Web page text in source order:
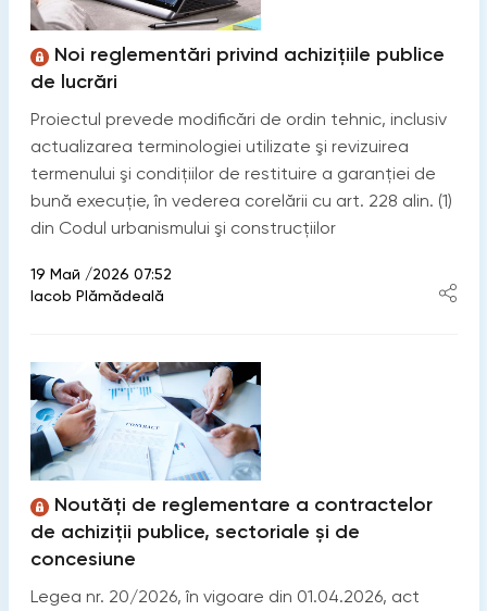
Noi reglementări privind achizițiile publice
de lucrări
Proiectul prevede modificări de ordin tehnic, inclusiv
actualizarea terminologiei utilizate şi revizuirea
termenului şi condițiilor de restituire a garanției de
bună execuție, în vederea corelării cu art. 228 alin. (1)
din Codul urbanismului şi construcțiilor
19 Май /2026 07:52
Iacob Plămădeală
Noutăți de reglementare a contractelor
de achiziții publice, sectoriale și de
concesiune
Legea nr. 20/2026, în vigoare din 01.04.2026, act